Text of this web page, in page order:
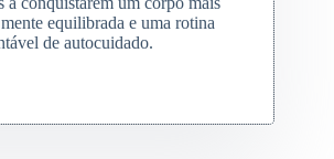
equilibrada e uma rotina
de autocuidado.